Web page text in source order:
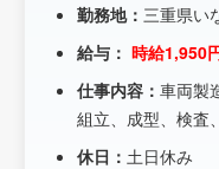
勤務地： 三重県い
給与： 時給1,950
仕事内容： 車両製
組立、成型、検査
休日： 土日休み